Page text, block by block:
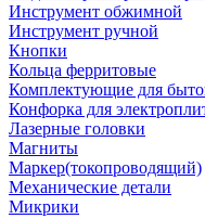
Инструмент обжимной
Инструмент ручной
Кнопки
Кольца ферритовые
Комплектующие для
Конфорка для
Лазерные головки
Магниты
Маркер(токопроводящий)
Механические детали
Микрики